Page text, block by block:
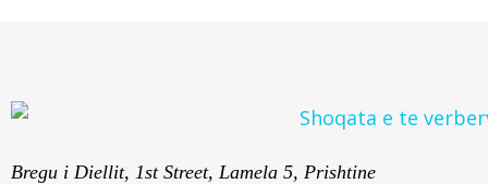
Bregu i Diellit, 1st Street, Lamela 5, Prishtine